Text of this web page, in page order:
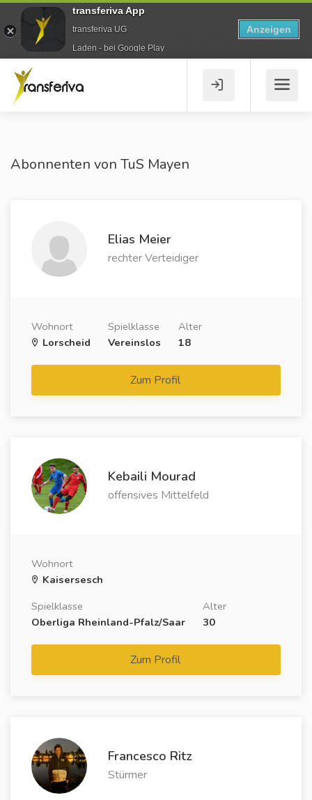
Abonnenten von TuS Mayen
Elias Meier
rechter Verteidiger
Wohnort
Lorscheid
Spielklasse
Vereinslos
Alter
18
Zum Profil
Kebaili Mourad
offensives Mittelfeld
Wohnort
Kaisersesch
Spielklasse
Oberliga Rheinland-Pfalz/Saar
Alter
30
Zum Profil
Francesco Ritz
Stürmer
transferiva App
transferiva UG
Laden - bei Google Play
Anzeigen